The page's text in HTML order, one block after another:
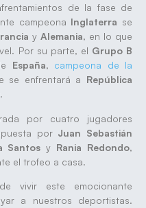
de la fase de
campeona Inglaterra se
y Alemania, en lo que
Por su parte, el Grupo B
España, campeona de la
se enfrentará a República
.
por cuatro jugadores
por Juan Sebastián
Santos y Rania Redondo,
el trofeo a casa.
vivir este emocionante
a nuestros deportistas.